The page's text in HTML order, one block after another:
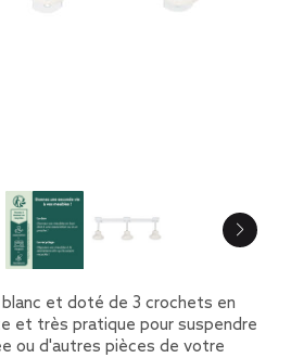
et doté de 3 crochets en
et très pratique pour suspendre
ou d'autres pièces de votre